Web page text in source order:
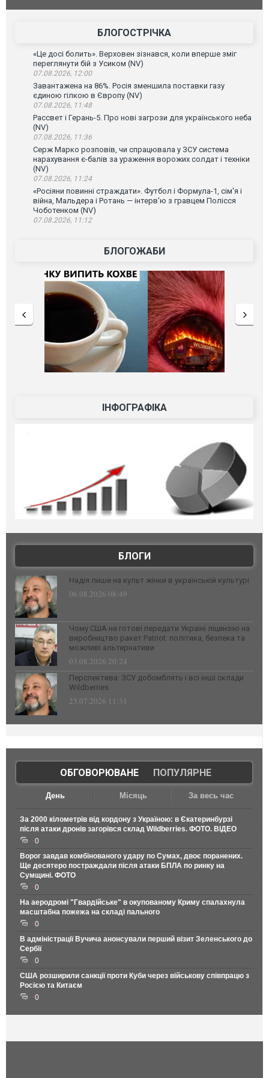
постраждали. ВІДЕО
БЛОГОСТРІЧКА
«Це досі болить». Верховен зізнався, коли вперше зміг
переглянути бій з Усиком (NV)
07.08.2026, 12:00
Завантажена на 86%. Росія зменшила поставки газу
єдиною гілкою в Європу (NV)
07.08.2026, 11:48
Рассвет і Герань-5. Про нові загрози для українського неба
(NV)
07.08.2026, 11:36
Серж Марко розповів, чи спрацювала у ЗСУ система
нарахування є-балів за ураження ворожих солдат і техніки
(NV)
07.08.2026, 11:24
«Росіяни повинні страждати». Футбол і Формула-1, сім'я і
війна, Мальдера і Ротань — інтерв'ю з гравцем Полісся
Чоботенком (NV)
07.08.2026, 11:12
БЛОГОЖАБИ
ІНФОГРАФІКА
БЛОГИ
Надія лише на культ жінки в українській культурі
06.08.2026 08:49
Чому США не готові передати Україні ліцензію на
виробництво ракет Patriot: політика, безпека та
можливі альтернативи
03.08.2026 20:24
Перспектива: ЗСУ добомблять і всі інші склади
Wildberries
23.07.2026 11:31
ОБГОВОРЮВАНЕ| ПОПУЛЯРНЕ
День Місяць За весь час
За 2000 кілометрів від кордону з Україною: в Єкатеринбурзі
після атаки дронів загорівся склад Wildberries. ФОТО. ВІДЕО
0
Ворог завдав комбінованого удару по Сумах, двоє поранених.
Ще десятеро постраждали після атаки БПЛА по ринку на
Сумщині. ФОТО
0
На аеродромі "Гвардійське" в окупованому Криму спалахнула
масштабна пожежа на складі пального
0
В адміністрації Вучича анонсували перший візит Зеленського до
Сербії
0
США розширили санкції проти Куби через військову співпрацю з
Росією та Китаєм
0